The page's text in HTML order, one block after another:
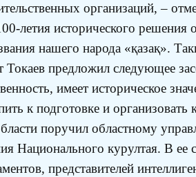
организаций, –
летия исторического
нашего народа «қазақ».
предложил следующее
имеет историческое
к подготовке и
поручил областному
Национального курултая. В ее
представителей